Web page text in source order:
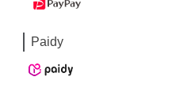
Paidy